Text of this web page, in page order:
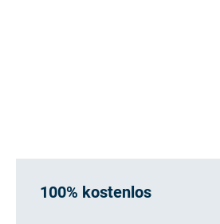
100% kostenlos